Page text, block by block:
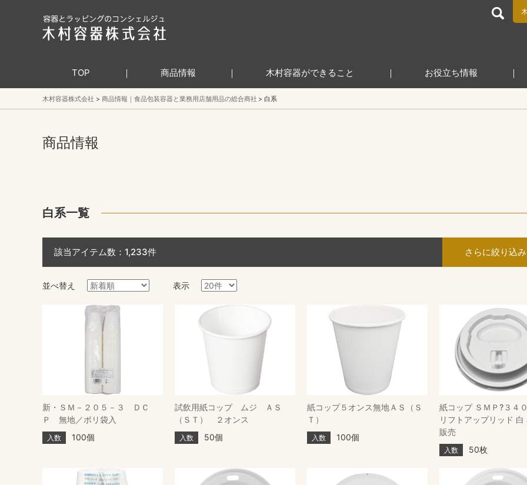
食品包装容器と業務用店舗用品の総合商社 木村容器株式会
TOP 商品情報 木村容器ができること お役立ち情報
木村容器株式会社 商品情報｜食品包装容器と業務用店舗用品の総合商社 白系
商品情報
白系一覧
該当アイテム数： 1,233件 さらに絞り込
並べ替え 表示
新・ＳＭ－２０５－３ ＤＣ
Ｐ 無地／ポリ袋入
入数 100個
試飲用紙コップ ムジ ＡＳ
（ＳＴ） ２オンス
入数 50個
紙コップ５オンス無地ＡＳ（Ｓ
Ｔ）
入数 100個
紙コップ ＳＭＰ?３４
リフトアップリッド 白
販売
入数 50枚